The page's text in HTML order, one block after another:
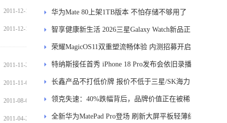
2011-12-19
2011-12-15
2011-11-28
2011-11-04
2011-08-05
2011-04-28
进
华为Mate 80上架1TB版本 不怕存储不够用了
智享健康新生活 2026三星Galaxy Watch新品正
式开售
荣耀MagicOS11双重塑流畅体验 内测招募开启
特纳斯接任首秀 iPhone 18 Pro发布会依旧录播
长鑫产品不打低价牌 报价不低于三星/SK海力
士
领克失速：40%跌幅背后，品牌价值正在被稀
释
全新华为MatePad Pro登场 刷新大屏平板轻薄纪